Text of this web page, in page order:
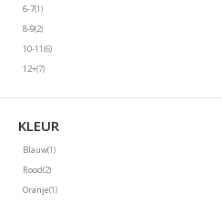
6-7
Niet geselecteerd: 6-7
1product
8-9
Niet geselecteerd: 8-9
2producten
10-11
Niet geselecteerd: 10-11
6producten
12+
Niet geselecteerd: 12+
7producten
KLEUR
Blauw
Niet geselecteerd: Blauw
1product
Rood
Niet geselecteerd: Rood
2producten
Oranje
Niet geselecteerd: Oranje
1product